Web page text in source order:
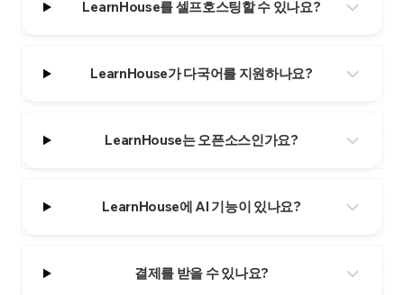
LearnHouse를 셀프호스팅할 수 있나요?
LearnHouse가 다국어를 지원하나요?
LearnHouse는 오픈소스인가요?
LearnHouse에 AI 기능이 있나요?
결제를 받을 수 있나요?